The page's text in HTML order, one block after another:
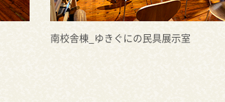
南校舎棟_ゆきぐにの民具展示室